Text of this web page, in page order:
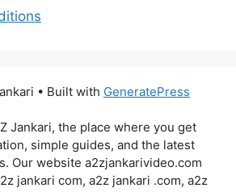
• Built with GeneratePress
Jankari, the place where you get
simple guides, and the latest
Our website a2zjankarivideo.com
jankari com, a2z jankari .com, a2z